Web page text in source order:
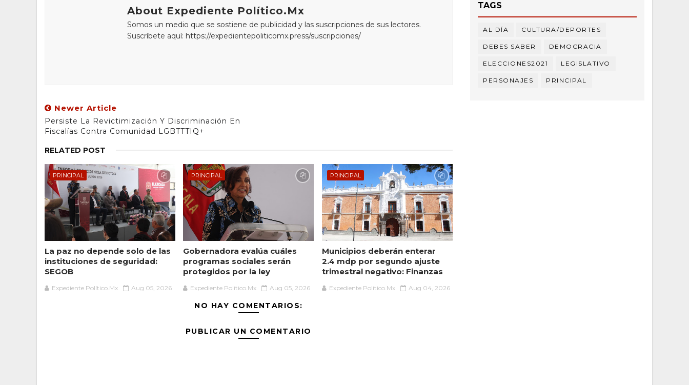
About Expediente Político.Mx
Somos un medio que se sostiene de publicidad y las suscripciones de sus lectores.
Suscríbete aquí: https://expedientepoliticomx.press/suscripciones/
Newer Article
Persiste La Revictimización Y Discriminación En
Fiscalías Contra Comunidad LGBTTTIQ+
RELATED POST
PRINCIPAL
La paz no depende solo de las
instituciones de seguridad:
SEGOB
Expediente Político.Mx Aug 05, 2026
PRINCIPAL
Gobernadora evalúa cuáles
programas sociales serán
protegidos por la ley
Expediente Político.Mx Aug 05, 2026
PRINCIPAL
Municipios deberán enterar
2.4 mdp por segundo ajuste
trimestral negativo: Finanzas
Expediente Político.Mx Aug 04, 2026
NO HAY COMENTARIOS:
PUBLICAR UN COMENTARIO
TAGS
AL DÍA CULTURA/DEPORTES
DEBES SABER DEMOCRACIA
ELECCIONES2021 LEGISLATIVO
PERSONAJES PRINCIPAL